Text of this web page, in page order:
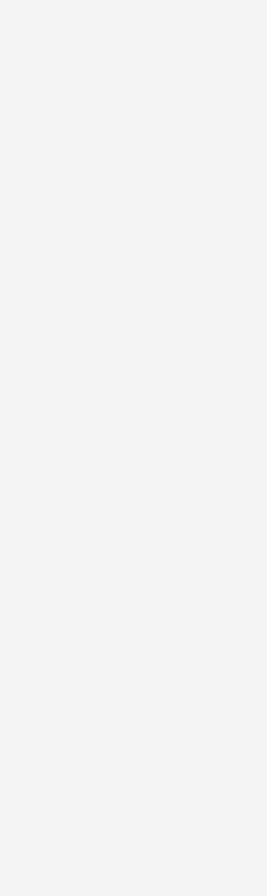
angeschlossen.
geht offiziell in
umfangreiche
ermöglichen Versuche im
Daten für die weitere
Altes Rotorblatt trägt
in der Windenergie
trägt ein ausrangierter Flügel eine